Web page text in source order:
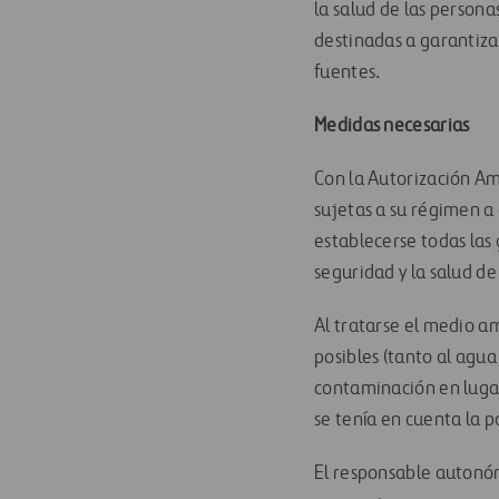
la salud de las
destinadas a
fuentes.
Medidas necesarias
Con la Autorización
sujetas a su régimen
establecerse todas
seguridad y la salud de
Al tratarse el medio
posibles (tanto al
contaminación en
se tenía en cuenta la
El responsable